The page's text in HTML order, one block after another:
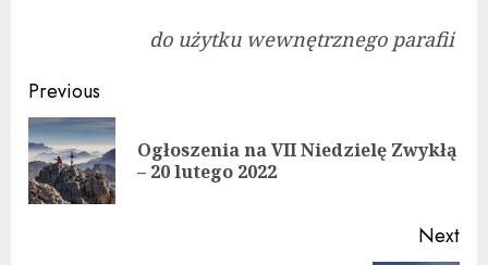
do użytku wewnętrznego parafii
Continue
Reading
Previous
Ogłoszenia na VII Niedzielę Zwykłą
– 20 lutego 2022
Next